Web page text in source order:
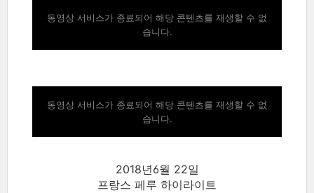
동영상 서비스가 종료되어 해당 콘텐츠를 재생할 수 없
습니다.
동영상 서비스가 종료되어 해당 콘텐츠를 재생할 수 없
습니다.
2018년6월 22일
프랑스 페루 하이라이트